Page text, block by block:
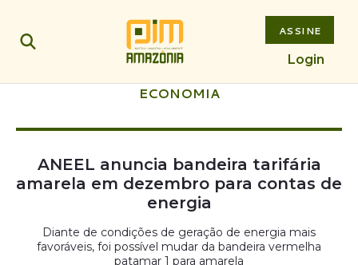
ASSINE
Login
ECONOMIA
ANEEL anuncia bandeira tarifária
amarela em dezembro para contas de
energia
Diante de condições de geração de energia mais
favoráveis, foi possível mudar da bandeira vermelha
patamar 1 para amarela